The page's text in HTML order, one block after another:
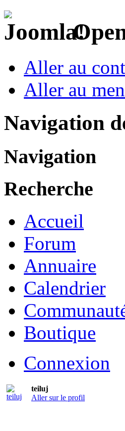
Aller au
Aller au
Navigation
Navigation
Recherche
Accueil
Forum
Annuaire
Calendrier
Boutique
Connexion
teiluj
Aller sur le profil